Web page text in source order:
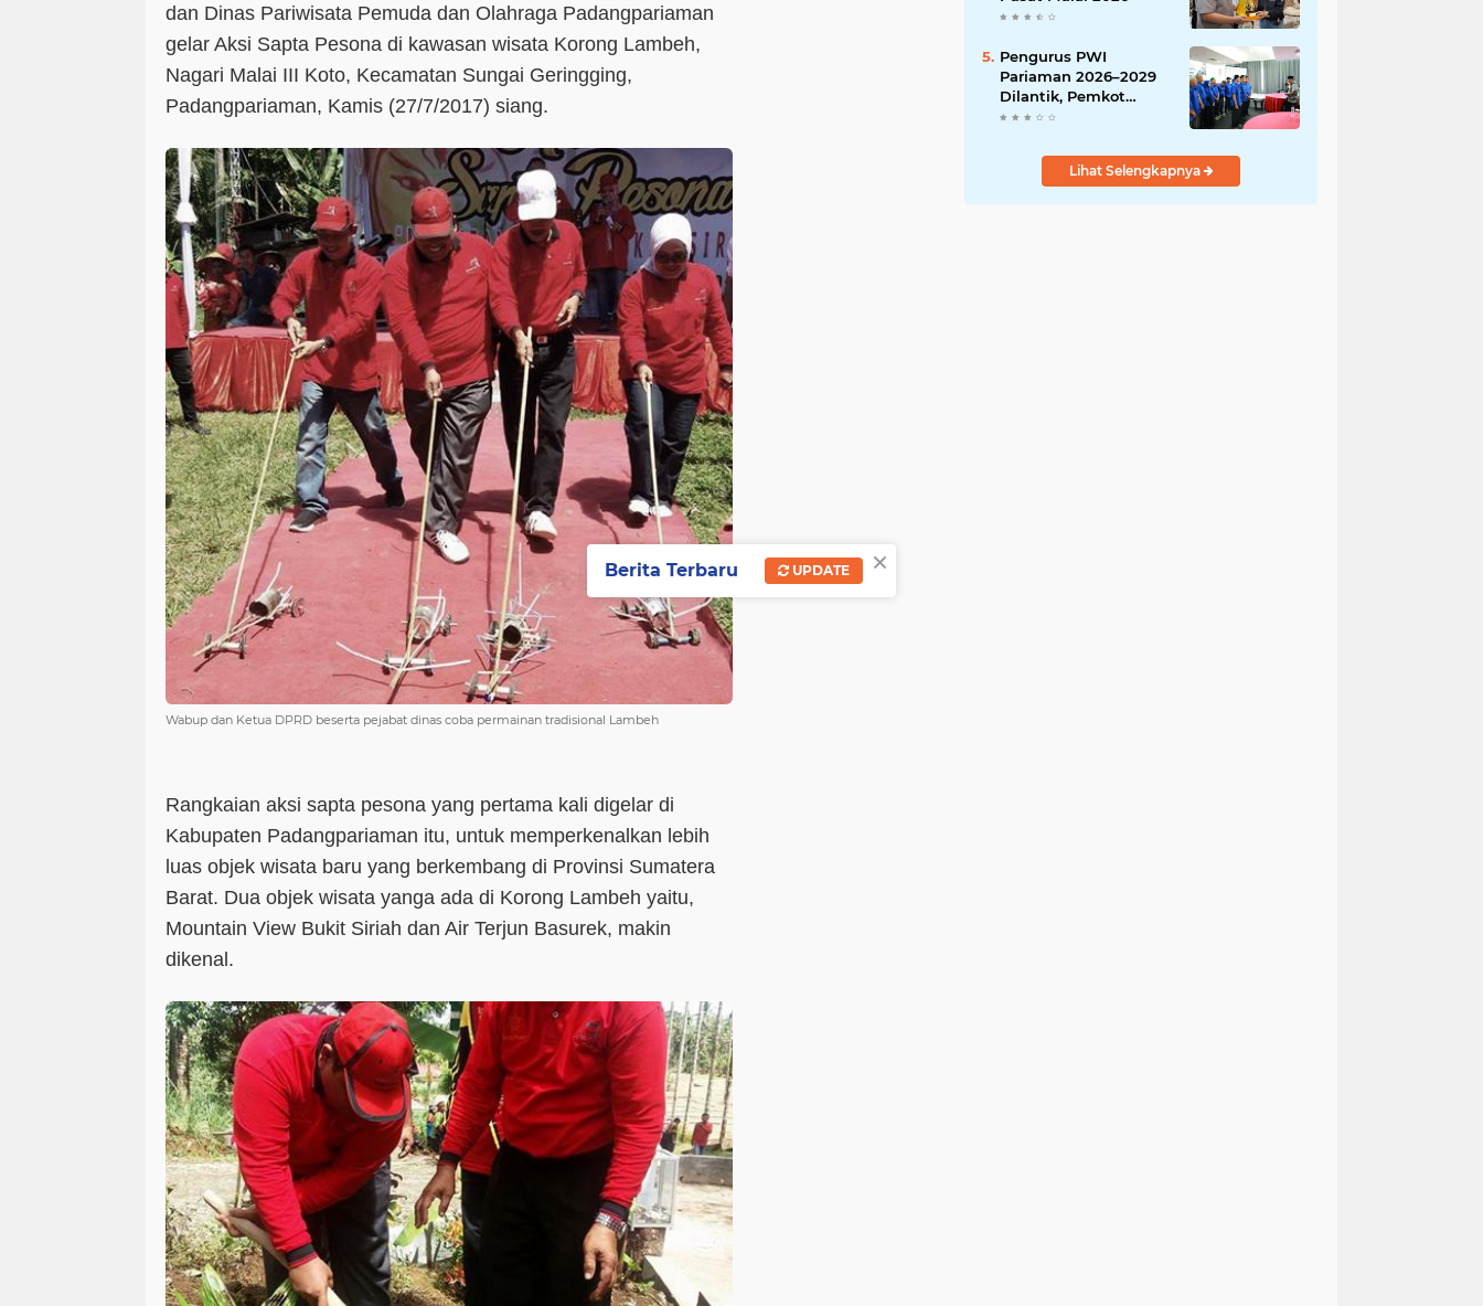
dan Dinas Pariwisata Pemuda dan Olahraga Padangpariaman
gelar Aksi Sapta Pesona di kawasan wisata Korong Lambeh,
Nagari Malai III Koto, Kecamatan Sungai Geringging,
Padangpariaman, Kamis (27/7/2017) siang.
Wabup dan Ketua DPRD beserta pejabat dinas coba permainan tradisional Lambeh
Rangkaian aksi sapta pesona yang pertama kali digelar di
Kabupaten Padangpariaman itu, untuk memperkenalkan lebih
luas objek wisata baru yang berkembang di Provinsi Sumatera
Barat. Dua objek wisata yanga ada di Korong Lambeh yaitu,
Mountain View Bukit Siriah dan Air Terjun Basurek, makin
dikenal.
Pengurus PWI
Pariaman 2026–2029
Dilantik, Pemkot
Tekankan Sinergi dan
Lihat Selengkapnya
×
Berita Terbaru UPDATE